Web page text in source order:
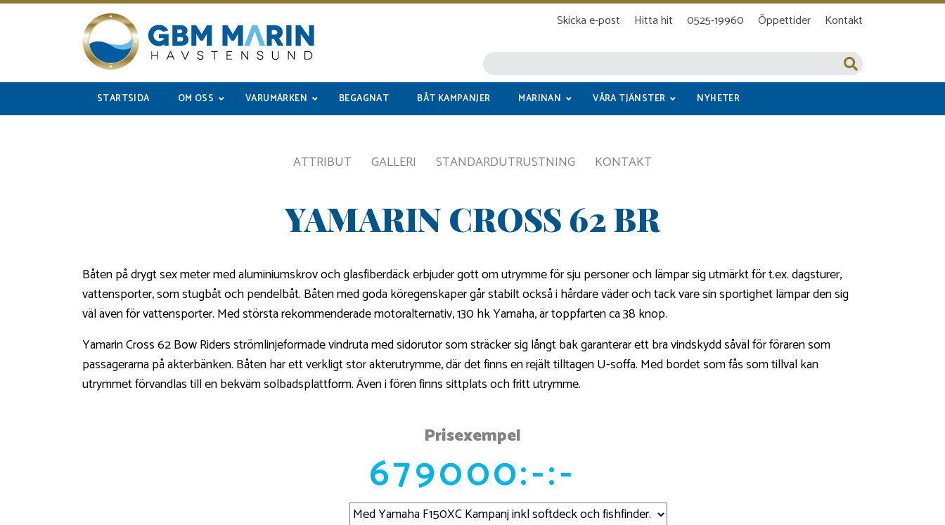
Skicka e-post Hitta hit 0525-19960 Öppettider Kontakt
STARTSIDA OM OSS VARUMÄRKEN BEGAGNAT BÅT KAMPANJER MARINAN VÅRA TJÄNSTER NYHETER
ATTRIBUT GALLERI STANDARDUTRUSTNING KONTAKT
YAMARIN CROSS 62 BR
Båten på drygt sex meter med aluminiumskrov och glasfiberdäck erbjuder gott om utrymme för sju personer och lämpar sig utmärkt för t.ex. dagsturer,
vattensporter, som stugbåt och pendelbåt. Båten med goda köregenskaper går stabilt också i hårdare väder och tack vare sin sportighet lämpar den sig
väl även för vattensporter. Med största rekommenderade motoralternativ, 130 hk Yamaha, är toppfarten ca 38 knop.
Yamarin Cross 62 Bow Riders strömlinjeformade vindruta med sidorutor som sträcker sig långt bak garanterar ett bra vindskydd såväl för föraren som
passagerarna på akterbänken. Båten har ett verkligt stor akterutrymme, där det finns en rejält tilltagen U-soffa. Med bordet som fås som tillval kan
utrymmet förvandlas till en bekväm solbadsplattform. Även i fören finns sittplats och fritt utrymme.
Prisexempel
679000:-:-